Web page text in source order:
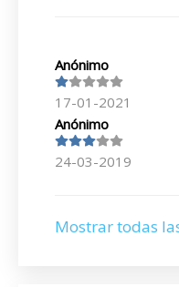
Anónimo
17-01-2021
Anónimo
24-03-2019
Mostrar todas